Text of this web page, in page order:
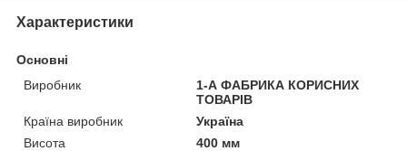
Характеристики
Основні
Виробник
1-А ФАБРИКА КОРИСНИХ
ТОВАРІВ
Країна виробник
Україна
Висота
400 мм